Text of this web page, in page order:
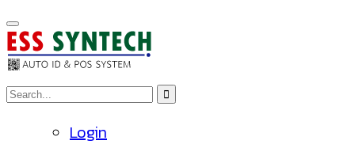
Login